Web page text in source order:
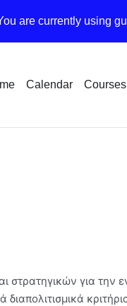
are currently using
Calendar Courses
στρατηγικών για την